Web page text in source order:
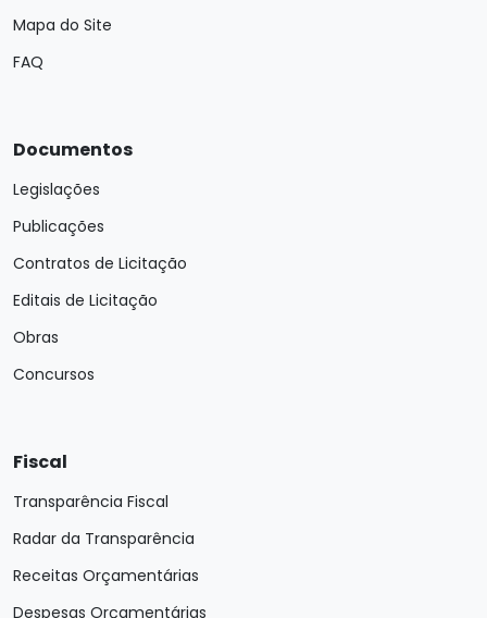
Mapa do Site
FAQ
Documentos
Legislações
Publicações
Contratos de Licitação
Editais de Licitação
Obras
Concursos
Fiscal
Transparência Fiscal
Radar da Transparência
Receitas Orçamentárias
Despesas Orçamentárias